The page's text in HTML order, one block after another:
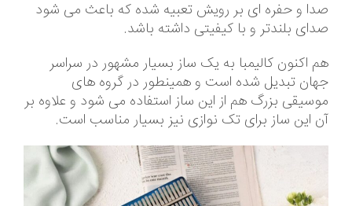
صدا و حفره ای بر رویش تعبیه شده که باعث می شود
صدای بلندتر و با کیفیتی داشته باشد.
هم اکنون کالیمبا به یک ساز بسیار مشهور در سراسر
جهان تبدیل شده است و همینطور در گروه های
موسیقی بزرگ هم از این ساز استفاده می شود و علاوه بر
آن این ساز برای تک نوازی نیز بسیار مناسب است.